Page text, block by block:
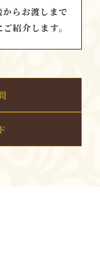
らお渡しまで
紹介します。